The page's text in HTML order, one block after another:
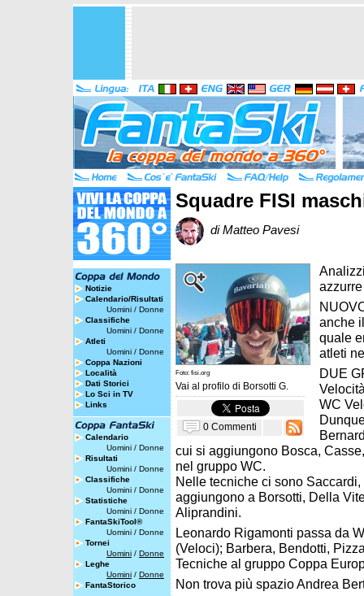
Notizie
Calendario/Risultati
Uomini / Donne
Classifiche
Uomini / Donne
Atleti
Uomini / Donne
Coppa Nazioni
Località
Dati Storici
Lo Sci in TV
Links
Calendario
Uomini / Donne
Risultati
Uomini / Donne
Classifiche
Uomini / Donne
Statistiche
Uomini / Donne
FantaSkiTool®
Uomini / Donne
Tornei
Uomini / Donne
Leghe
Uomini / Donne
FantaStorico
Squadre FISI
di Matteo Pavesi
Foto: fisi.org
Vai al profilo di Borsotti G.
0 Commenti
anche
quale
atleti
DUE
WC
cui si aggiungono Bosca,
nel gruppo WC.
Nelle tecniche ci sono
aggiungono a Borsotti, Della
Aliprandini.
Leonardo Rigamonti passa da
(Veloci); Barbera, Bendotti,
Tecniche al gruppo Coppa
Non trova più spazio Andrea